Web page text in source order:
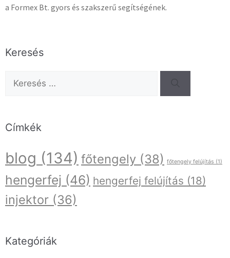
a Formex Bt. gyors és szakszerű segítségének.
Keresés
Címkék
blog (134) főtengely (38) főtengely felújítás (1)
hengerfej (46) hengerfej felújítás (18)
injektor (36)
Kategóriák